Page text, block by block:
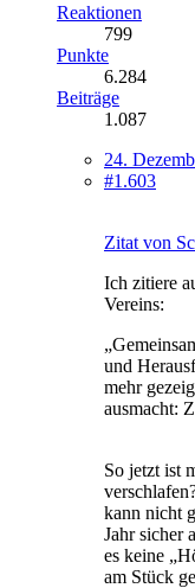
Reaktionen
799
Punkte
6.284
Beiträge
1.087
24.
#1.603
Zitat von
Ich zitiere
Vereins:
und
mehr
ausmacht:
So jetzt ist
kann nicht
Jahr sicher
es keine
am Stück